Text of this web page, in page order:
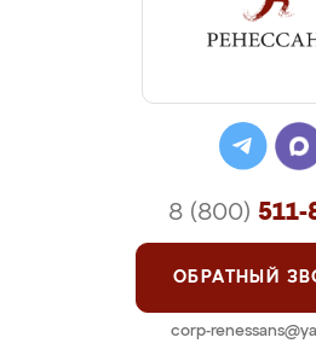
8 (800) 511-
ОБРАТНЫЙ
corp-